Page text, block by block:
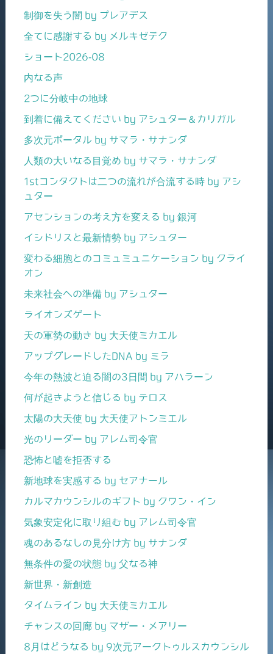
制御を失う闇 by プレアデス
全てに感謝する by メルキゼデク
ショート2026-08
内なる声
2つに分岐中の地球
到着に備えてください by アシュター＆カリガル
多次元ポータル by サマラ・サナンダ
人類の大いなる目覚め by サマラ・サナンダ
1stコンタクトは二つの流れが合流する時 by アシ
ュター
アセンションの考え方を変える by 銀河
イシドリスと最新情勢 by アシュター
変わる細胞とのコミュミュニケーション by クライ
オン
未来社会への準備 by アシュター
ライオンズゲート
天の軍勢の動き by 大天使ミカエル
アップグレードしたDNA by ミラ
今年の熱波と迫る闇の3日間 by アハラーン
何が起きようと信じる by テロス
太陽の大天使 by 大天使アトンミエル
光のリーダー by アレム司令官
恐怖と嘘を拒否する
新地球を実感する by セアナール
カルマカウンシルのギフト by クワン・イン
気象安定化に取り組む by アレム司令官
魂のあるなしの見分け方 by サナンダ
無条件の愛の状態 by 父なる神
新世界・新創造
タイムライン by 大天使ミカエル
チャンスの回廊 by マザー・メアリー
8月はどうなる by 9次元アークトゥルスカウンシル